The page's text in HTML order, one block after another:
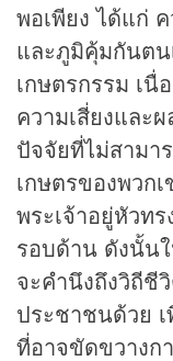
พอเพียง ได้แก่
และภูมิคุ้มกันตน
เกษตรกรรม เนื่
ความเสี่ยงและ
ปัจจัยที่ไม่สามา
เกษตรของพวก
พระเจ้าอยู่หัวท
รอบด้าน ดังนั้น
จะคำนึงถึงวิถีชี
ประชาชนด้วย
ที่อาจขัดขวางก